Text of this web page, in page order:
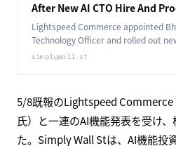
ロシア・CIS圏が「過小評価され
浮上しているとの見方を示して
5/4既報のRezolve AI×Revolut上
GMV+47%などと並び、欧米以
ラー・グローバルブランドの分
Lightspeed Commerce、新AI